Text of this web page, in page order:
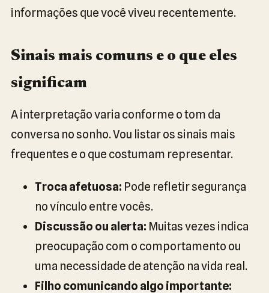
informações que você viveu recentemente.
Sinais mais comuns e o que eles
significam
A interpretação varia conforme o tom da
conversa no sonho. Vou listar os sinais mais
frequentes e o que costumam representar.
Troca afetuosa: Pode refletir segurança
no vínculo entre vocês.
Discussão ou alerta: Muitas vezes indica
preocupação com o comportamento ou
uma necessidade de atenção na vida real.
Filho comunicando algo importante: